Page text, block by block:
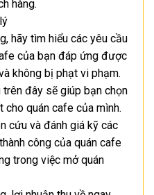
hàng.
hãy tìm hiểu các yêu cầu
của bạn đáp ứng được
không bị phạt vi phạm.
trên đây sẽ giúp bạn chọn
quán cafe của mình.
cứu và đánh giá kỹ các
công của quán cafe
trong việc mở quán